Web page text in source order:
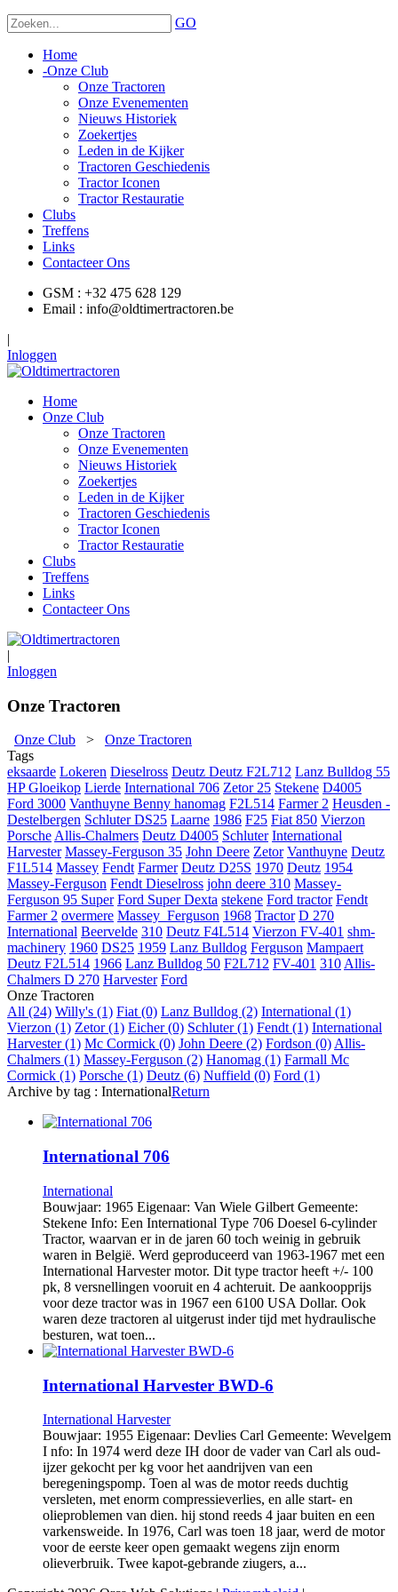
GO
Home
-Onze Club
Onze Tractoren
Onze Evenementen
Nieuws Historiek
Zoekertjes
Leden in de Kijker
Tractoren Geschiedenis
Tractor Iconen
Tractor Restauratie
Clubs
Treffens
Links
Contacteer Ons
GSM : +32 475 628 129
Email : info@oldtimertractoren.be
|
Inloggen
Home
Onze Club
Onze Tractoren
Onze Evenementen
Nieuws Historiek
Zoekertjes
Leden in de Kijker
Tractoren Geschiedenis
Tractor Iconen
Tractor Restauratie
Clubs
Treffens
Links
Contacteer Ons
|
Inloggen
Onze Tractoren
Onze Club > Onze Tractoren
Tags
eksaarde Lokeren Dieselross Deutz Deutz F2L712 Lanz Bulldog 55
HP Gloeikop Lierde International 706 Zetor 25 Stekene D4005
Ford 3000 Vanthuyne Benny hanomag F2L514 Farmer 2 Heusden -
Destelbergen Schluter DS25 Laarne 1986 F25 Fiat 850 Vierzon
PorscheAllis-Chalmers Deutz D4005 Schluter International
Harvester Massey-Ferguson 35 John Deere Zetor Vanthuyne Deutz
F1L514 Massey Fendt Farmer Deutz D25S 1970 Deutz 1954
Massey-Ferguson Fendt Dieselross john deere 310 Massey-
Ferguson 95 Super Ford Super Dexta stekene Ford tractor Fendt
Farmer 2 overmere Massey_Ferguson 1968 Tractor D 270
International Beervelde 310 Deutz F4L514 Vierzon FV-401 shm-
machinery 1960 DS25 1959 Lanz Bulldog Ferguson Mampaert
Deutz F2L514 1966 Lanz Bulldog 50 F2L712 FV-401 310Allis-
Chalmers D 270 Harvester Ford
Onze Tractoren
All (24) Willy's (1) Fiat (0) Lanz Bulldog (2) International (1)
Vierzon (1) Zetor (1) Eicher (0) Schluter (1) Fendt (1) International
Harvester (1) Mc Cormick (0) John Deere (2) Fordson (0)Allis-
Chalmers (1) Massey-Ferguson (2) Hanomag (1) Farmall Mc
Cormick (1) Porsche (1) Deutz (6) Nuffield (0) Ford (1)
Archive by tag : InternationalReturn
International 706
International
Bouwjaar: 1965 Eigenaar: Van Wiele Gilbert Gemeente:
Stekene Info: Een International Type 706 Doesel 6-cylinder
Tractor, waarvan er in de jaren 60 toch weinig in gebruik
waren in België. Werd geproduceerd van 1963-1967 met een
International Harvester motor. Dit type tractor heeft +/- 100
pk, 8 versnellingen vooruit en 4 achteruit. De aankoopprijs
voor deze tractor was in 1967 een 6100 USA Dollar. Ook
waren deze tractoren al uitgerust inder tijd met hydraulische
besturen, wat toen...
International Harvester BWD-6
International Harvester
Bouwjaar: 1955 Eigenaar: Devlies Carl Gemeente: Wevelgem
I nfo: In 1974 werd deze IH door de vader van Carl als oud-
ijzer gekocht per kg voor het aandrijven van een
beregeningspomp. Toen al was de motor reeds duchtig
versleten, met enorm compressieverlies, en alle start- en
olieproblemen van dien. hij stond reeds 4 jaar buiten en een
varkensweide. In 1976, Carl was toen 18 jaar, werd de motor
voor de eerste keer open gemaakt wegens zijn enorm
olieverbruik. Twee kapot-gebrande ziugers, a...